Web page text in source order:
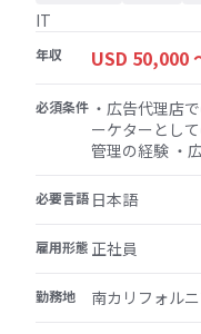
ートを提供す
施し、顧客価
・スケーラビ
ど、多国籍企
と要件を理解
カスタマイズ
品について常に情報を入
と内部調整 ・
提供する ・定
IT
年収 USD 50,000
必須条件 ・広告代理店
ーケターとし
管理の経験 ・
必要言語 日本語
雇用形態 正社員
勤務地 南カリフォル